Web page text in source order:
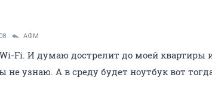
АФМ
Fi. И думаю дострелит до моей квартиры
не узнаю. А в среду будет ноутбук вот